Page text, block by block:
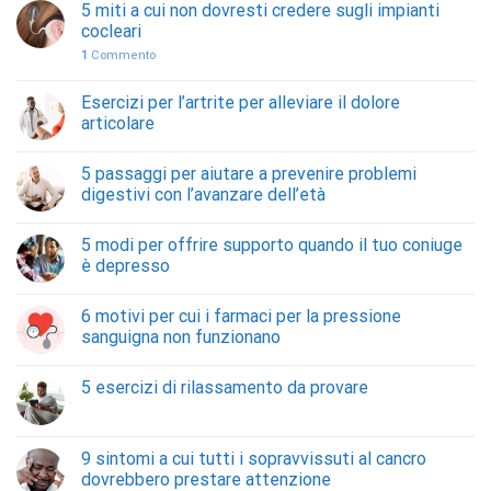
5 miti a cui non dovresti credere sugli impianti
cocleari
1 Commento
Esercizi per l’artrite per alleviare il dolore
articolare
5 passaggi per aiutare a prevenire problemi
digestivi con l’avanzare dell’età
5 modi per offrire supporto quando il tuo coniuge
è depresso
6 motivi per cui i farmaci per la pressione
sanguigna non funzionano
5 esercizi di rilassamento da provare
9 sintomi a cui tutti i sopravvissuti al cancro
dovrebbero prestare attenzione